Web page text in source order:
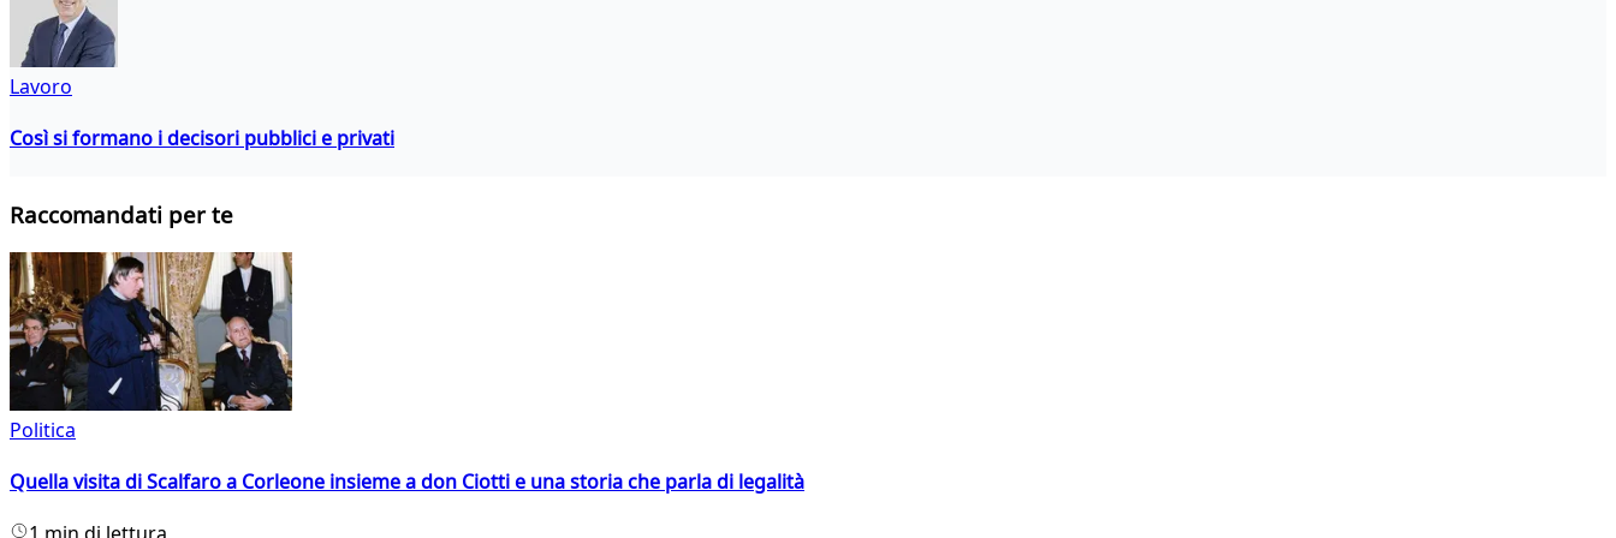
Lavoro
Così si formano i decisori pubblici e privati
Raccomandati per te
Politica
Quella visita di Scalfaro a Corleone insieme a don Ciotti e una storia che parla di legalità